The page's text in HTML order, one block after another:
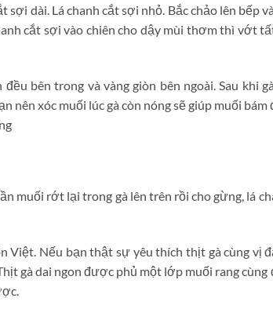
dài. Lá chanh cắt sợi nhỏ. Bắc chảo lên bếp
cắt sợi vào chiên cho dậy mùi thơm thì vớt
bên trong và vàng giòn bên ngoài. Sau khi
nên xóc muối lúc gà còn nóng sẽ giúp muối bám
muối rớt lại trong gà lên trên rồi cho gừng, lá
Việt. Nếu bạn thật sự yêu thích thịt gà cùng vị
gà dai ngon được phủ một lớp muối rang cùng